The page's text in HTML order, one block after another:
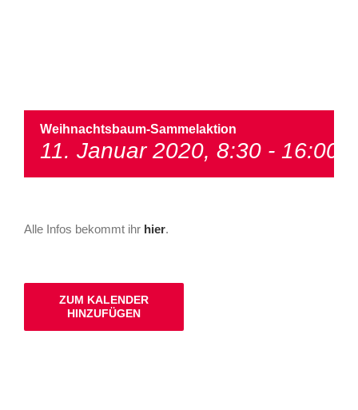
Weihnachtsbaum-Sammelaktion
11. Januar 2020, 8:30 - 16:00
Alle Infos bekommt ihr hier.
ZUM KALENDER
HINZUFÜGEN